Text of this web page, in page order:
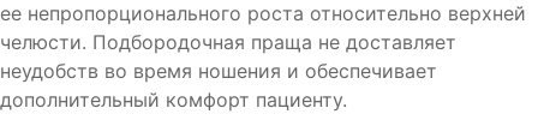
ее непропорционального роста относительно верхней
челюсти. Подбородочная праща не доставляет
неудобств во время ношения и обеспечивает
дополнительный комфорт пациенту.